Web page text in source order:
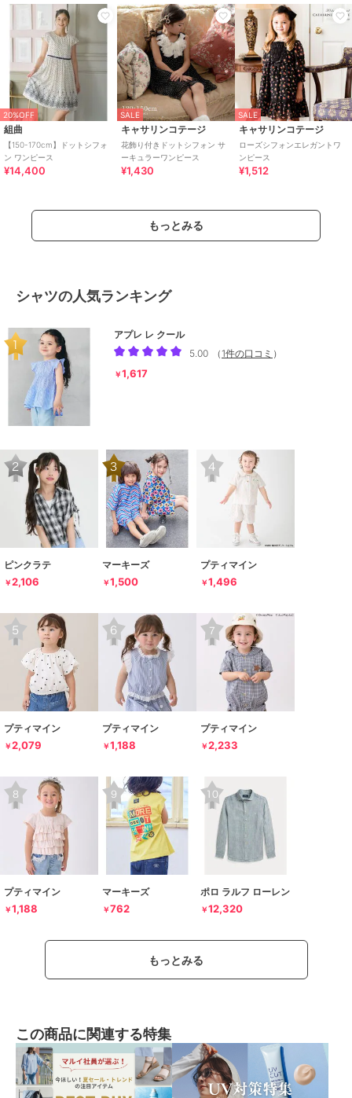
20%OFF
組曲
【150-170cm】ドットシフォ
ン ワンピース
¥14,400
SALE
キャサリンコテージ
花飾り付きドットシフォン サ
ーキュラーワンピース
¥1,430
SALE
キャサリンコテージ
ローズシフォンエレガントワ
ンピース
¥1,512
もっとみる
シャツの人気ランキング
アプレ レ クール
5.00
（ 1件の口コミ ）
￥1,617
ピンクラテ
￥2,106
マーキーズ
￥1,500
プティマイン
￥1,496
プティマイン
￥2,079
プティマイン
￥1,188
プティマイン
￥2,233
プティマイン
￥1,188
マーキーズ
￥762
ポロ ラルフ ローレン
￥12,320
もっとみる
この商品に関連する特集